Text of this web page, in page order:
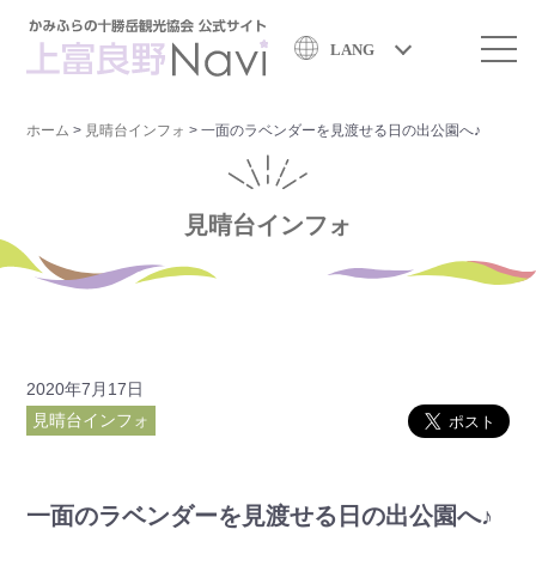
LANG
ホーム > 見晴台インフォ >一面のラベンダーを見渡せる日の出公園へ♪
見晴台インフォ
2020年7月17日
見晴台インフォ
一面のラベンダーを見渡せる日の出公園へ♪